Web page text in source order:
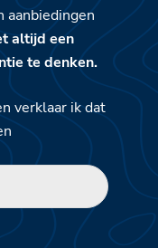
aanbiedingen
altijd een
te denken.
verklaar ik dat